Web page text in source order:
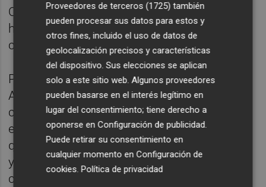
Ocho de los once estadios estadounidenses
han tenido que poner césped natural de alta
calidad.
Para evitar que suceda como en la Copa
América 2024 o el Mundial de Clubes,
cuando hubo numerosas quejas por el
estado del terreno de juego, la FIFA dispuso
que el césped se instalase dos meses antes
y que, en el mes previo al comienzo de la
competición, no se haya desarrollado
Proveedores de terceros (1725) también
pueden procesar sus datos para estos y
otros fines, incluido el uso de datos de
geolocalización precisos y características
del dispositivo. Sus elecciones se aplican
solo a este sitio web. Algunos proveedores
pueden basarse en el interés legítimo en
lugar del consentimiento; tiene derecho a
oponerse enConfiguración de publicidad.
Puede retirar su consentimiento en
cualquier momento enConfiguración de
cookies.Política de privacidad